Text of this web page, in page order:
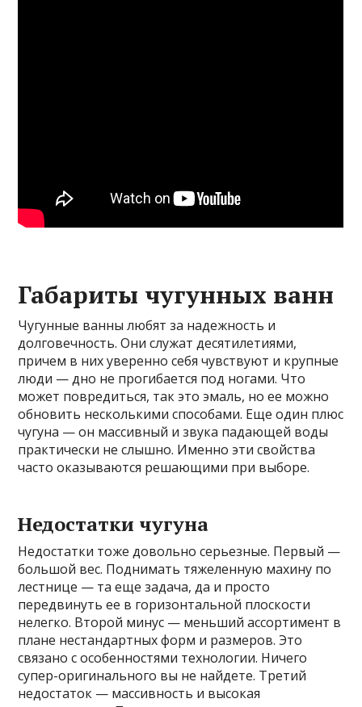
Габариты чугунных ванн
Чугунные ванны любят за надежность и
долговечность. Они служат десятилетиями,
причем в них уверенно себя чувствуют и крупные
люди — дно не прогибается под ногами. Что
может повредиться, так это эмаль, но ее можно
обновить несколькими способами. Еще один плюс
чугуна — он массивный и звука падающей воды
практически не слышно. Именно эти свойства
часто оказываются решающими при выборе.
Недостатки чугуна
Недостатки тоже довольно серьезные. Первый —
большой вес. Поднимать тяжеленную махину по
лестнице — та еще задача, да и просто
передвинуть ее в горизонтальной плоскости
нелегко. Второй минус — меньший ассортимент в
плане нестандартных форм и размеров. Это
связано с особенностями технологии. Ничего
супер-оригинального вы не найдете. Третий
недостаток — массивность и высокая